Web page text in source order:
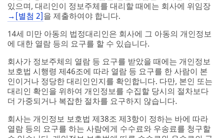
있으며, 대리인이 정보주체를 대리할 때에는 회사에 위임장
→[별첨 2]을 제출하여야 합니다.
14세 미만 아동의 법정대리인은 회사에 그 아동의 개인정보
에 대한 열람 등의 요구를 할 수 있습니다.
회사가 정보주체의 열람 등 요구를 받았을 때에는 개인정보
보호법 시행령 제46조에 따라 열람 등 요구를 한 사람이 본
인이거나 정당한 대리인인지를 확인합니다. 다만, 본인 또는
대리인 확인을 위하여 개인정보를 수집할 당시의 절차보다
더 가중되거나 복잡한 절차를 요구하지 않습니다.
회사는 개인정보 보호법 제38조 제3항이 정하는 바에 따라
열람 등의 요구를 하는 사람에게 수수료와 우송료를 청구할